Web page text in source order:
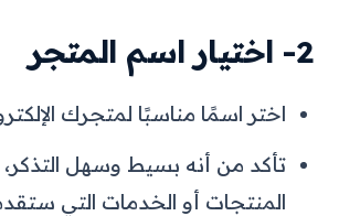
2- اختيار اسم المتجر
اختر اسمًا مناسبًا لمتجرك
تأكد من أنه بسيط وسهل
المنتجات أو الخدمات التي